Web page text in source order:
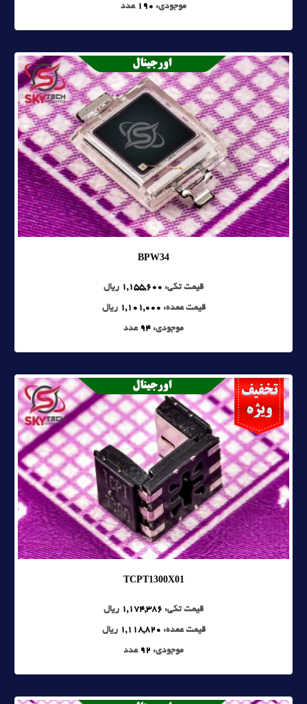
موجودی: 190 عدد
BPW34
قیمت تکی: 1,155,600 ریال
قیمت عمده: 1,101,000 ریال
موجودی: 94 عدد
TCPT1300X01
قیمت تکی: 1,174,386 ریال
قیمت عمده: 1,118,820 ریال
موجودی: 92 عدد